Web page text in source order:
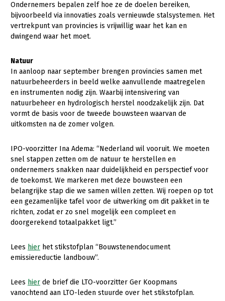
Biologische Landbouw
Bollenteelt
Fruitteelt
Glastuinbouw
Paddenstoelen
Vollegrondsgroente
Multifunctioneel
Vrouw en Bedrijf
Onderwerpen
Nieuws
Nieuwsabonnement
Webinars
LTO Nederland
Mensen
Bestuur en Directie
Jaarverslag 2023
Ondernemers bepalen zelf hoe ze de doelen bereiken,
bijvoorbeeld via innovaties zoals vernieuwde stalsystemen. Het
vertrekpunt van provincies is vrijwillig waar het kan en
dwingend waar het moet.
Natuur
In aanloop naar september brengen provincies samen met
natuurbeheerders in beeld welke aanvullende maatregelen
en instrumenten nodig zijn. Waarbij intensivering van
natuurbeheer en hydrologisch herstel noodzakelijk zijn. Dat
vormt de basis voor de tweede bouwsteen waarvan de
uitkomsten na de zomer volgen.
IPO-voorzitter Ina Adema: “Nederland wil vooruit. We moeten
snel stappen zetten om de natuur te herstellen en
ondernemers snakken naar duidelijkheid en perspectief voor
de toekomst. We markeren met deze bouwsteen een
belangrijke stap die we samen willen zetten. Wij roepen op tot
een gezamenlijke tafel voor de uitwerking om dit pakket in te
richten, zodat er zo snel mogelijk een compleet en
doorgerekend totaalpakket ligt.”
Lees hier het stikstofplan “Bouwstenendocument
emissiereductie landbouw”.
Lees hier de brief die LTO-voorzitter Ger Koopmans
vanochtend aan LTO-leden stuurde over het stikstofplan.